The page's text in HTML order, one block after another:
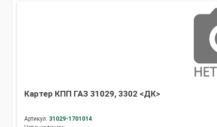
Картер КПП ГАЗ 31029, 3302 <ДК>
Артикул: 31029-1701014